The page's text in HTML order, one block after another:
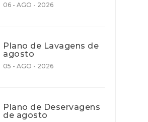
06 - AGO - 2026
Plano de Lavagens de
agosto
05 - AGO - 2026
Plano de Deservagens
de agosto